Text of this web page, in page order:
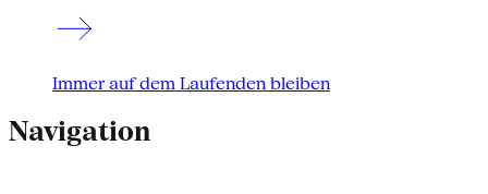
Immer auf dem Laufenden bleiben
Navigation